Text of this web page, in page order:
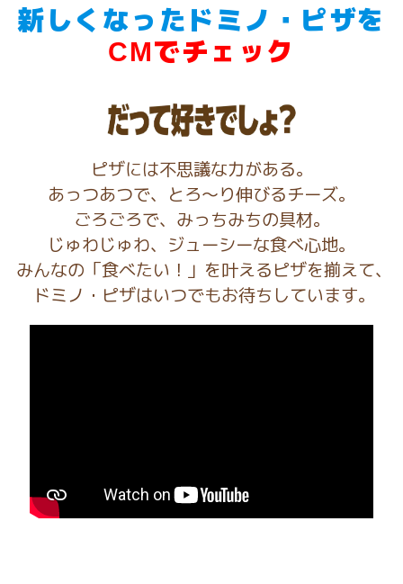
新しく なったドミノ・ピザを
CMでチェック
ピザには不思議な力がある。​
あっつあつで、とろ〜り伸びるチーズ。​​
ごろごろで、みっちみちの具材。​
じゅわじゅわ、ジューシーな食べ心地。​
​ みんなの「食べたい！」を叶えるピザを揃えて、
​ ドミノ・ピザはいつでもお待ちしています。